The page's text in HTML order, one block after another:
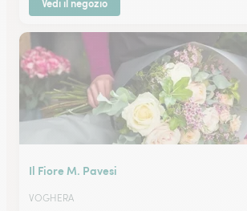
Vedi il negozio
Il Fiore M. Pavesi
VOGHERA